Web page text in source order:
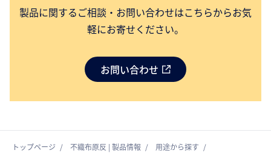
製品に関するご相談・お問い合わせはこちらからお気
軽にお寄せください。
お問い合わせ
トップページ 不織布原反 | 製品情報 用途から探す